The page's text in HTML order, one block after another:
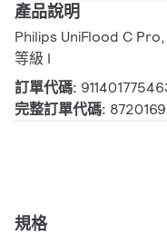
產品說明
Philips UniFlood C
等級 I
訂單代碼:
完整訂單代碼:
規格